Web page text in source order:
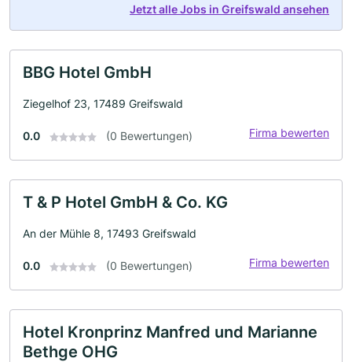
Jetzt alle Jobs in Greifswald ansehen
BBG Hotel GmbH
Ziegelhof 23, 17489 Greifswald
0.0 (0 Bewertungen) Firma bewerten
T & P Hotel GmbH & Co. KG
An der Mühle 8, 17493 Greifswald
0.0 (0 Bewertungen) Firma bewerten
Hotel Kronprinz Manfred und Marianne
Bethge OHG